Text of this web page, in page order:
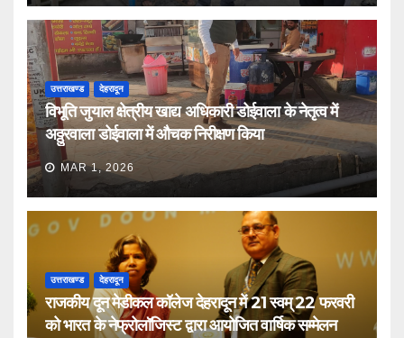
उत्तराखण्ड देहरादून
विभूति जुयाल क्षेत्रीय खाद्य अधिकारी डोईवाला के नेतृत्व में
अठ्ठुरवाला डोईवाला में औचक निरीक्षण किया
MAR 1, 2026
उत्तराखण्ड देहरादून
राजकीय दून मेडीकल कॉलेज देहरादून में 21 स्वम् 22 फरवरी
को भारत के नेफ्रोलॉजिस्ट द्वारा आयोजित वार्षिक सम्मेलन